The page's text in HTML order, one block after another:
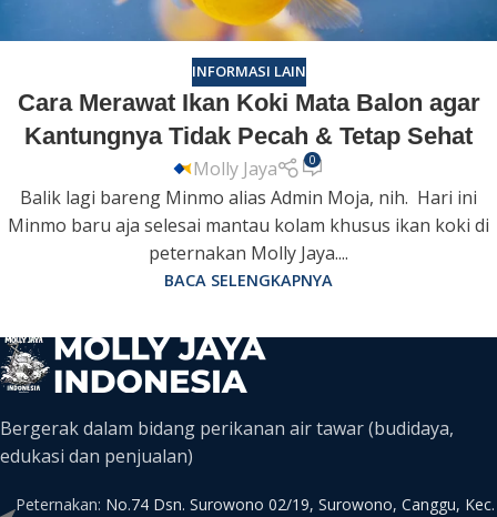
INFORMASI LAIN
Cara Merawat Ikan Koki Mata Balon agar
Kantungnya Tidak Pecah & Tetap Sehat
Molly Jaya 0
Balik lagi bareng Minmo alias Admin Moja, nih. Hari ini
Minmo baru aja selesai mantau kolam khusus ikan koki di
peternakan Molly Jaya....
BACA SELENGKAPNYA
Bergerak dalam bidang perikanan air tawar (budidaya,
edukasi dan penjualan)
Peternakan: No.74 Dsn. Surowono 02/19, Surowono, Canggu, Kec.